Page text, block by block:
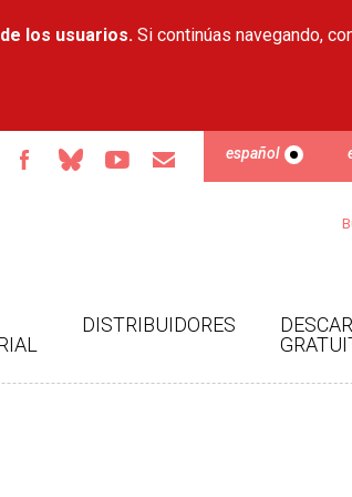
los usuarios. Si continúas navegando,
español
DISTRIBUIDORES